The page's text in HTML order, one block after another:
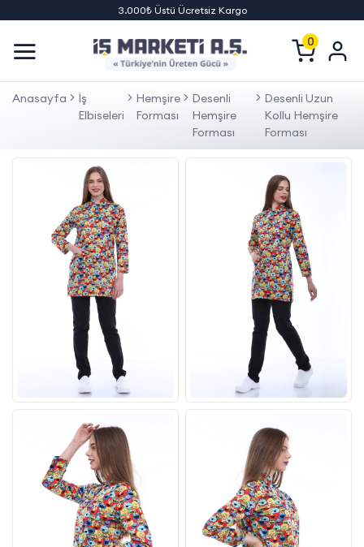
3.000₺ Üstü Ücretsiz Kargo
0
Anasayfa
İş
Elbiseleri
Hemşire
Forması
Desenli
Hemşire
Forması
Desenli Uzun
Kollu Hemşire
Forması